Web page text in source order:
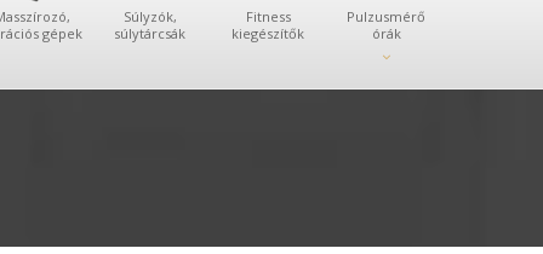
gépek
Súlyzók,
súlytárcsák
Fitness
kiegészítők
Pulzusmérő
órák